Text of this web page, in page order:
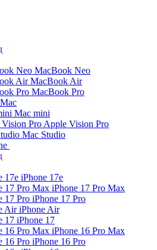
MacBook Neo
MacBook Air
MacBook Pro
Mac mini
Apple Vision Pro
Mac Studio
iPhone 17e
iPhone 17 Pro Max
iPhone 17 Pro
iPhone Air
iPhone 17
iPhone 16 Pro Max
iPhone 16 Pro